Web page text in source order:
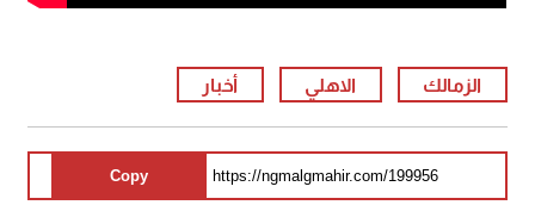
الزمالك الاهلي أخبار
Copy